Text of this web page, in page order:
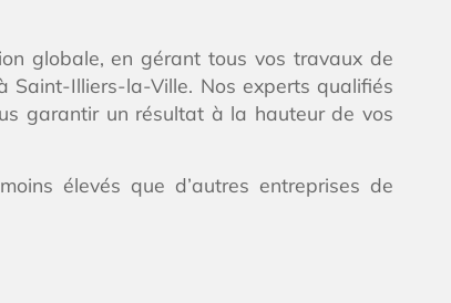
globale, en gérant tous vos travaux de
Illiers-la-Ville. Nos experts qualifiés
garantir un résultat à la hauteur de vos
élevés que d’autres entreprises de